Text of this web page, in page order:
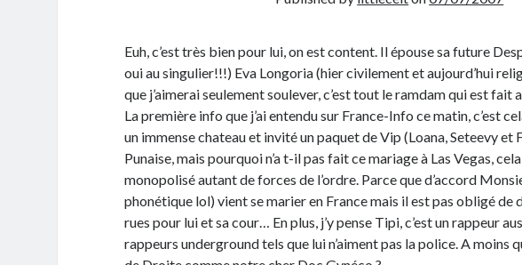
Euh, c’est très bien pour lui, on est content. Il épouse sa future
oui au singulier!!!) Eva Longoria (hier civilement et aujourd’hui
que j’aimerai seulement soulever, c’est tout le ramdam qui est fait
La première info que j’ai entendu sur France-Info ce matin, c’est
un immense chateau et invité un paquet de Vip (Loana, Seteevy et
Punaise, mais pourquoi n’a t-il pas fait ce mariage à Las Vegas, cela
monopolisé autant de forces de l’ordre. Parce que d’accord
phonétique lol) vient se marier en France mais il est pas obligé de
rues pour lui et sa cour… En plus, j’y pense Tipi, c’est un rappeur
rappeurs underground tels que lui n’aiment pas la police. A moins